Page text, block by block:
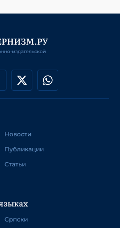
Новости
Публикации
Статьи
Српски